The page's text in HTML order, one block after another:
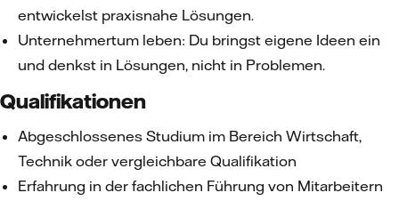
entwickelst praxisnahe Lösungen.
Unternehmertum leben: Du bringst eigene Ideen ein
und denkst in Lösungen, nicht in Problemen.
Qualifikationen
Abgeschlossenes Studium im Bereich Wirtschaft,
Technik oder vergleichbare Qualifikation
Erfahrung in der fachlichen Führung von Mitarbeitern